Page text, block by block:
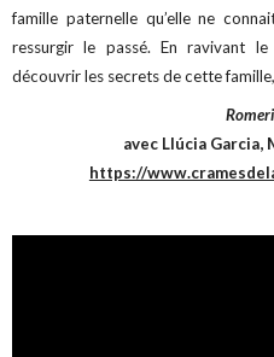
famille paternelle qu’elle ne
ressurgir le passé. En ravivant
découvrir les secrets de cette
avec Llúcia Garcia,
https://